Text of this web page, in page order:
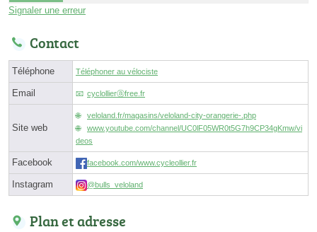
Signaler une erreur
Contact
Téléphone Téléphoner au vélociste
Email cyclollierⓐfree.fr
Site web
veloland.fr/magasins/veloland-city-orangerie-.php
www.youtube.com/channel/UC0lF05WR0t5G7h9CP34gKmw/vi
deos
Facebook facebook.com/www.cycleollier.fr
Instagram @bulls_veloland
Plan et adresse